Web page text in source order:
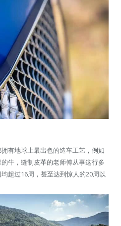
有地球上最出色的造车工艺，例如
牛，缝制皮革的老师傅从事这行多
超过16周，甚至达到惊人的20周以